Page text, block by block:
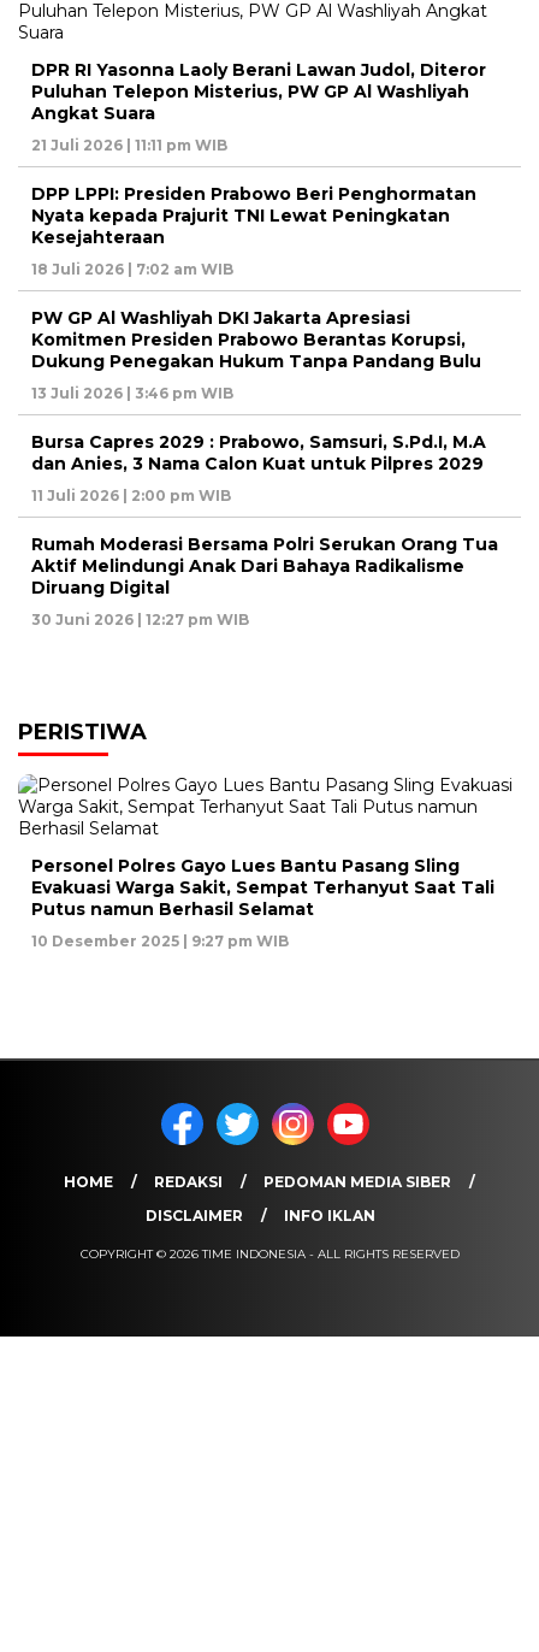
DPR RI Yasonna Laoly Berani Lawan Judol, Diteror
Puluhan Telepon Misterius, PW GP Al Washliyah
Angkat Suara
21 Juli 2026 | 11:11 pm WIB
DPP LPPI: Presiden Prabowo Beri Penghormatan
Nyata kepada Prajurit TNI Lewat Peningkatan
Kesejahteraan
18 Juli 2026 | 7:02 am WIB
PW GP Al Washliyah DKI Jakarta Apresiasi
Komitmen Presiden Prabowo Berantas Korupsi,
Dukung Penegakan Hukum Tanpa Pandang Bulu
13 Juli 2026 | 3:46 pm WIB
Bursa Capres 2029 : Prabowo, Samsuri, S.Pd.I, M.A
dan Anies, 3 Nama Calon Kuat untuk Pilpres 2029
11 Juli 2026 | 2:00 pm WIB
Rumah Moderasi Bersama Polri Serukan Orang Tua
Aktif Melindungi Anak Dari Bahaya Radikalisme
Diruang Digital
30 Juni 2026 | 12:27 pm WIB
PERISTIWA
Personel Polres Gayo Lues Bantu Pasang Sling
Evakuasi Warga Sakit, Sempat Terhanyut Saat Tali
Putus namun Berhasil Selamat
10 Desember 2025 | 9:27 pm WIB
HOME REDAKSI
PEDOMAN MEDIA SIBER
DISCLAIMER
INFO IKLAN
COPYRIGHT © 2026 TIME INDONESIA - ALL RIGHTS RESERVED